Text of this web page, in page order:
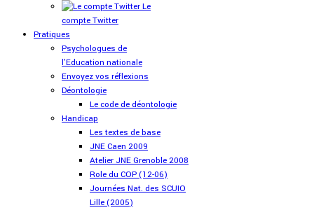
Le
compte Twitter
Pratiques
Psychologues de
l'Education nationale
Envoyez vos réflexions
Déontologie
Le code de déontologie
Handicap
Les textes de base
JNE Caen 2009
Atelier JNE Grenoble 2008
Role du COP (12-06)
Journées Nat. des SCUIO
Lille (2005)